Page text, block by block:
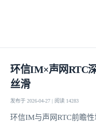
环信IM×声网RTC
丝滑
发布于 2026-04-27 | 阅读 14283
环信IM与声网RTC前瞻